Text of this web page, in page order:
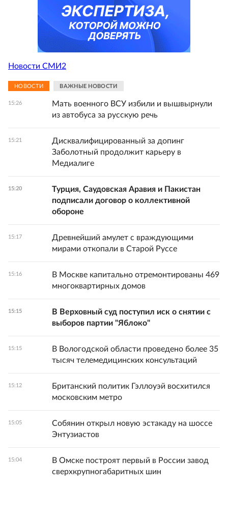
Новости СМИ2
НОВОСТИ ВАЖНЫЕ НОВОСТИ
15:26
Мать военного ВСУ избили и вышвырнули
из автобуса за русскую речь
15:21
Дисквалифицированный за допинг
Заболотный продолжит карьеру в
Медиалиге
15:20
Турция, Саудовская Аравия и Пакистан
подписали договор о коллективной
обороне
15:17
Древнейший амулет с враждующими
мирами откопали в Старой Руссе
15:16
В Москве капитально отремонтированы 469
многоквартирных домов
15:15
В Верховный суд поступил иск о снятии с
выборов партии "Яблоко"
15:15
В Вологодской области проведено более 35
тысяч телемедицинских консультаций
15:12
Британский политик Гэллоуэй восхитился
московским метро
15:05
Собянин открыл новую эстакаду на шоссе
Энтузиастов
15:04
В Омске построят первый в России завод
сверхкрупногабаритных шин